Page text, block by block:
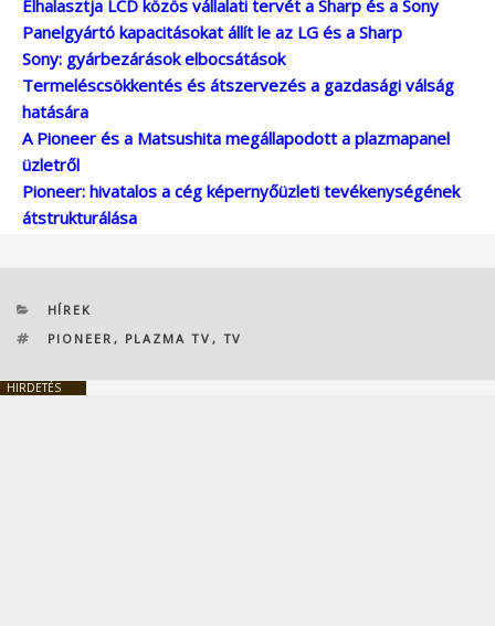
Elhalasztja LCD közös vállalati tervét a Sharp és a Sony
Panelgyártó kapacitásokat állít le az LG és a Sharp
Sony: gyárbezárások elbocsátások
Termeléscsökkentés és átszervezés a gazdasági válság
hatására
A Pioneer és a Matsushita megállapodott a plazmapanel
üzletről
Pioneer: hivatalos a cég képernyőüzleti tevékenységének
átstrukturálása
KATEGÓRIÁK
HÍREK
CÍMKÉK
PIONEER , PLAZMA TV , TV
HIRDETÉS